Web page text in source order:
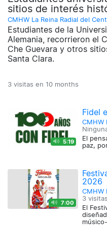
sitios de interés
CMHW La Reina Radial del
Estudiantes de la
Alemania, recorrieron el
Che Guevara y otros
Santa Clara.
3 visitas en 10 months
5:19
Fidel
CMHW
El
paz,
7:00
2026
CMHW
3
El